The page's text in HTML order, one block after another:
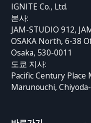
IGNITE Co., Ltd.
본사:
JAM-STUDIO 912,
OSAKA North, 6-38
Osaka, 530-0011
도쿄 지사:
Pacific Century Place
Marunouchi,